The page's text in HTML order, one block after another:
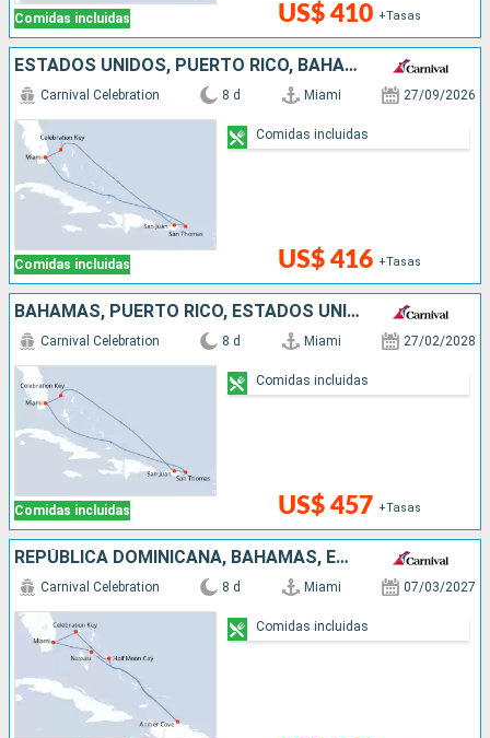
Comidas incluidas US$ 410 +Tasas
ESTADOS UNIDOS, PUERTO RICO, BAHAMAS
Comidas incluidas
Carnival Celebration 8 d Miami 27/09/2026
US$ 416 +Tasas
Comidas incluidas
BAHAMAS, PUERTO RICO, ESTADOS UNIDOS
Comidas incluidas
Carnival Celebration 8 d Miami 27/02/2028
US$ 457 +Tasas
Comidas incluidas
REPÚBLICA DOMINICANA, BAHAMAS, ESTADOS UNIDOS
Carnival Celebration 8 d Miami 07/03/2027
Comidas incluidas